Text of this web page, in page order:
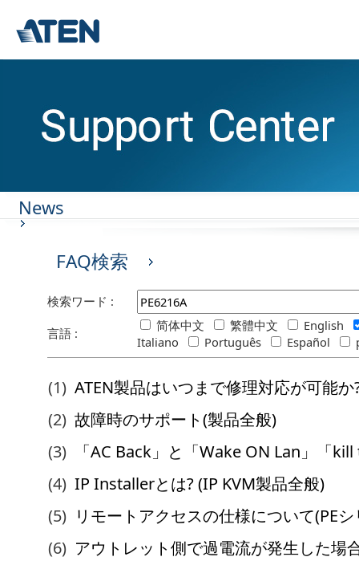
News
FAQ検索
検索ワード :
言語 :
简体中文 繁體中文
English
Italiano
Português Español